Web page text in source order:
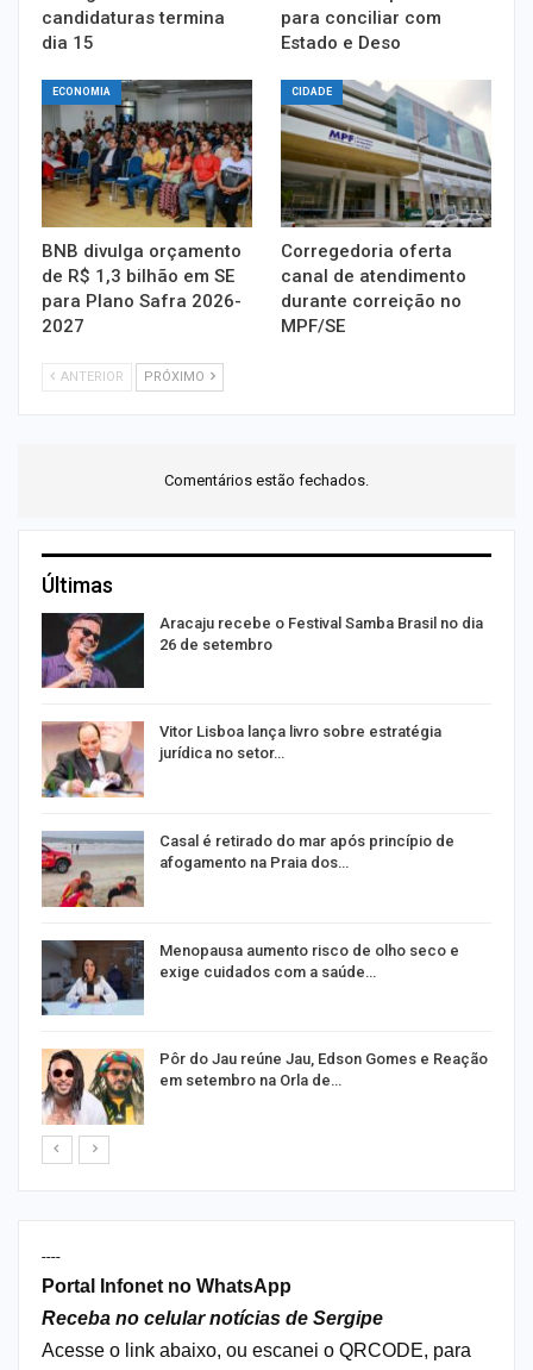
candidaturas termina
dia 15
para conciliar com
Estado e Deso
ECONOMIA
BNB divulga orçamento
de R$ 1,3 bilhão em SE
para Plano Safra 2026-
2027
CIDADE
Corregedoria oferta
canal de atendimento
durante correição no
MPF/SE
ANTERIOR PRÓXIMO
Comentários estão fechados.
Últimas
Aracaju recebe o Festival Samba Brasil no dia
26 de setembro
Vitor Lisboa lança livro sobre estratégia
jurídica no setor…
Casal é retirado do mar após princípio de
afogamento na Praia dos…
Menopausa aumento risco de olho seco e
exige cuidados com a saúde…
Pôr do Jau reúne Jau, Edson Gomes e Reação
em setembro na Orla de…
----
Portal Infonet no WhatsApp
Receba no celular notícias de Sergipe
Acesse o link abaixo, ou escanei o QRCODE, para